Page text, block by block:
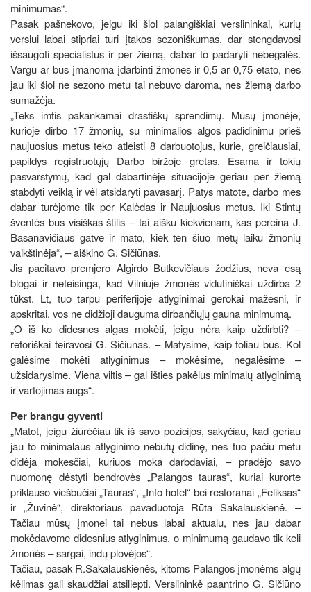
minimumas“.
Pasak pašnekovo, jeigu iki šiol palangiškiai verslininkai, kurių
verslui labai stipriai turi įtakos sezoniškumas, dar stengdavosi
išsaugoti specialistus ir per žiemą, dabar to padaryti nebegalės.
Vargu ar bus įmanoma įdarbinti žmones ir 0,5 ar 0,75 etato, nes
jau iki šiol ne sezono metu tai nebuvo daroma, nes žiemą darbo
sumažėja.
„Teks imtis pakankamai drastiškų sprendimų. Mūsų įmonėje,
kurioje dirbo 17 žmonių, su minimalios algos padidinimu prieš
naujuosius metus teko atleisti 8 darbuotojus, kurie, greičiausiai,
papildys registruotųjų Darbo biržoje gretas. Esama ir tokių
pasvarstymų, kad gal dabartinėje situacijoje geriau per žiemą
stabdyti veiklą ir vėl atsidaryti pavasarį. Patys matote, darbo mes
dabar turėjome tik per Kalėdas ir Naujuosius metus. Iki Stintų
šventės bus visiškas štilis – tai aišku kiekvienam, kas pereina J.
Basanavičiaus gatve ir mato, kiek ten šiuo metų laiku žmonių
vaikštinėja“, – aiškino G. Sičiūnas.
Jis pacitavo premjero Algirdo Butkevičiaus žodžius, neva esą
blogai ir neteisinga, kad Vilniuje žmonės vidutiniškai uždirba 2
tūkst. Lt, tuo tarpu periferijoje atlyginimai gerokai mažesni, ir
apskritai, vos ne didžioji dauguma dirbančiųjų gauna minimumą.
„O iš ko didesnes algas mokėti, jeigu nėra kaip uždirbti? –
retoriškai teiravosi G. Sičiūnas. – Matysime, kaip toliau bus. Kol
galėsime mokėti atlyginimus – mokėsime, negalėsime –
užsidarysime. Viena viltis – gal išties pakėlus minimalų atlyginimą
ir vartojimas augs“.
Per brangu gyventi
„Matot, jeigu žiūrėčiau tik iš savo pozicijos, sakyčiau, kad geriau
jau to minimalaus atlyginimo nebūtų didinę, nes tuo pačiu metu
didėja mokesčiai, kuriuos moka darbdaviai, – pradėjo savo
nuomonę dėstyti bendrovės „Palangos tauras“, kuriai kurorte
priklauso viešbučiai „Tauras“, „Info hotel“ bei restoranai „Feliksas“
ir „Žuvinė“, direktoriaus pavaduotoja Rūta Sakalauskienė. –
Tačiau mūsų įmonei tai nebus labai aktualu, nes jau dabar
mokėdavome didesnius atlyginimus, o minimumą gaudavo tik keli
žmonės – sargai, indų plovėjos“.
Tačiau, pasak R.Sakalauskienės, kitoms Palangos įmonėms algų
kėlimas gali skaudžiai atsiliepti. Verslininkė paantrino G. Sičiūno